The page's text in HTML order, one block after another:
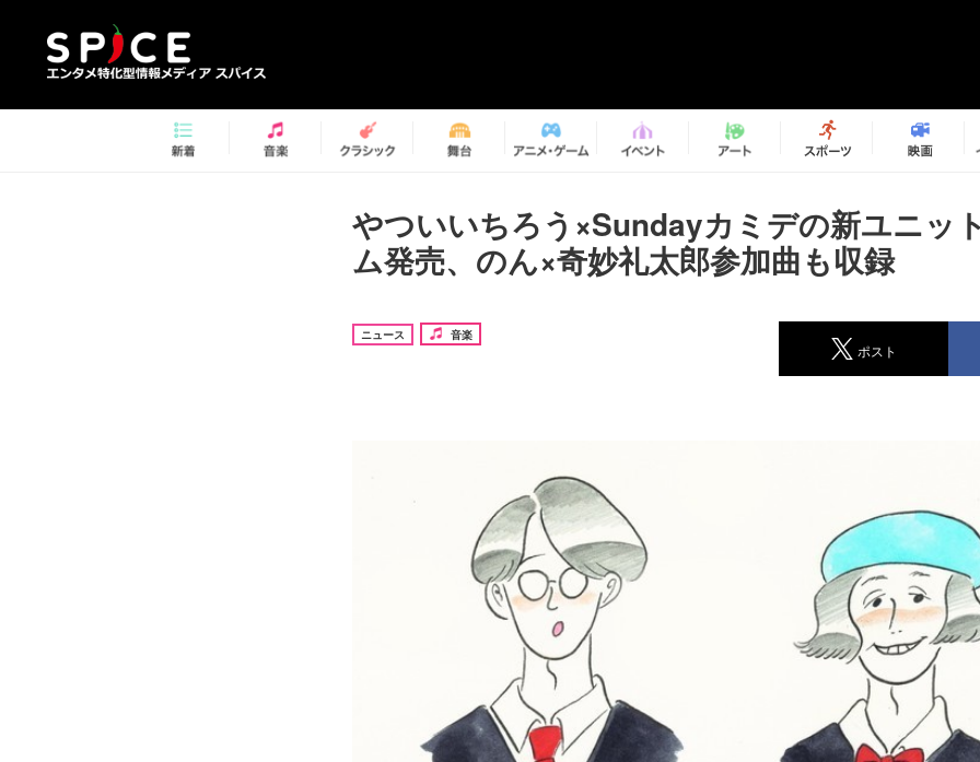
やついいちろう×Sundayカミデの新ユニッ
ム発売、のん×奇妙礼太郎参加曲も収録
ニュース 音楽
ポスト